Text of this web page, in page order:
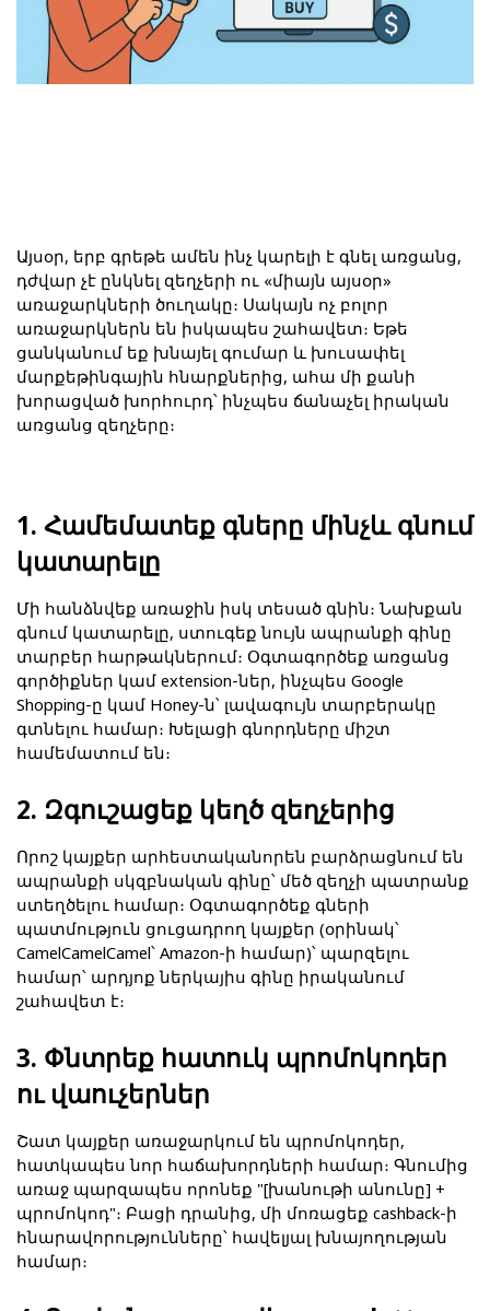
Այսօր, երբ գրեթե ամեն ինչ կարելի է գնել առցանց,
դժվար չէ ընկնել զեղչերի ու «միայն այսօր»
առաջարկների ծուղակը։ Սակայն ոչ բոլոր
առաջարկներն են իսկապես շահավետ։ Եթե
ցանկանում եք խնայել գումար և խուսափել
մարքեթինգային հնարքներից, ահա մի քանի
խորացված խորհուրդ՝ ինչպես ճանաչել իրական
առցանց զեղչերը։
1. Համեմատեք գները մինչև գնում
կատարելը
Մի հանձնվեք առաջին իսկ տեսած գնին։ Նախքան
գնում կատարելը, ստուգեք նույն ապրանքի գինը
տարբեր հարթակներում։ Օգտագործեք առցանց
գործիքներ կամ extension-ներ, ինչպես Google
Shopping-ը կամ Honey-ն՝ լավագույն տարբերակը
գտնելու համար։ Խելացի գնորդները միշտ
համեմատում են։
2. Զգուշացեք կեղծ զեղչերից
Որոշ կայքեր արհեստականորեն բարձրացնում են
ապրանքի սկզբնական գինը՝ մեծ զեղչի պատրանք
ստեղծելու համար։ Օգտագործեք գների
պատմություն ցուցադրող կայքեր (օրինակ՝
CamelCamelCamel՝ Amazon-ի համար)՝ պարզելու
համար՝ արդյոք ներկայիս գինը իրականում
շահավետ է։
3. Փնտրեք հատուկ պրոմոկոդեր
ու վաուչերներ
Շատ կայքեր առաջարկում են պրոմոկոդեր,
հատկապես նոր հաճախորդների համար։ Գնումից
առաջ պարզապես որոնեք "[խանութի անունը] +
պրոմոկոդ"։ Բացի դրանից, մի մոռացեք cashback-ի
հնարավորությունները՝ հավելյալ խնայողության
համար։